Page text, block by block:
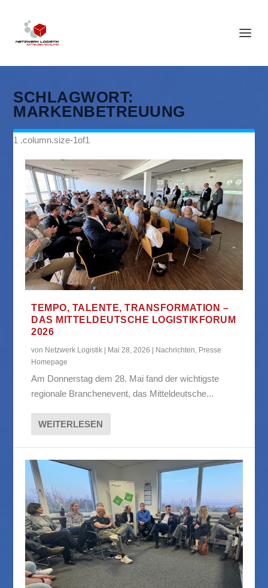
SCHLAGWORT:
MARKENBETREUUNG
TEMPO, TALENTE, TRANSFORMATION –
DAS MITTELDEUTSCHE LOGISTIKFORUM
2026
von Netzwerk Logistik | Mai 28, 2026 | Nachrichten Presse
Homepage
Am Donnerstag dem 28. Mai fand der wichtigste
regionale Branchenevent, das Mitteldeutsche...
WEITERLESEN